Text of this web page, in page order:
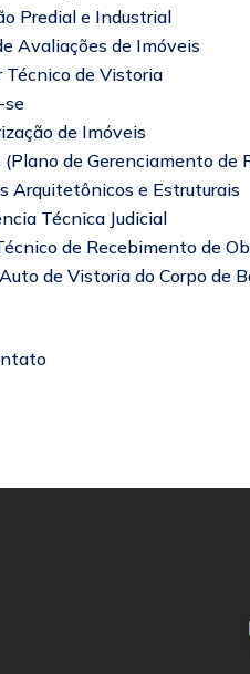
Predial e Industrial
Avaliações de Imóveis
Técnico de Vistoria
se
de Imóveis
(Plano de Gerenciamento de
Arquitetônicos e Estruturais
Técnica Judicial
de Recebimento de
de Vistoria do Corpo de